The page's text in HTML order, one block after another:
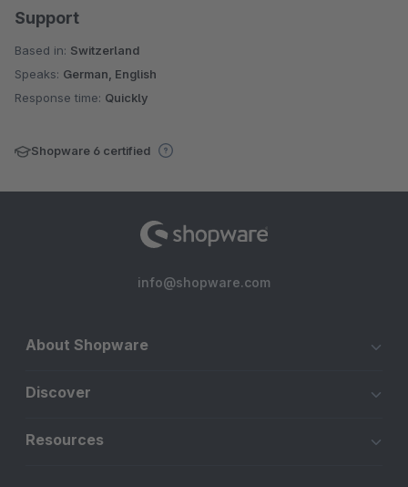
Support
Based in: Switzerland
Speaks: German, English
Response time: Quickly
Shopware 6 certified
info@shopware.com
About Shopware
Discover
Resources